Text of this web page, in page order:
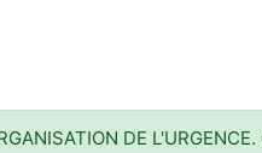
DE L'URGENCE.